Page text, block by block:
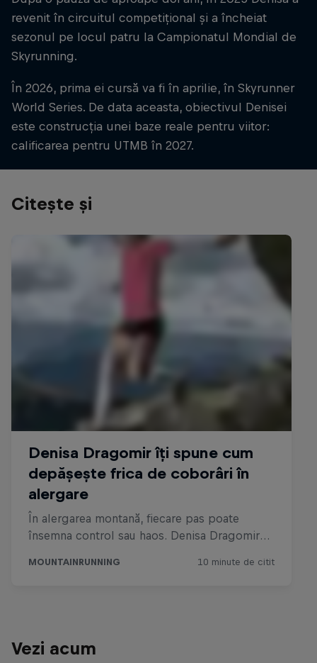
revenit în circuitul competițional și a încheiat
sezonul pe locul patru la Campionatul Mondial de
Skyrunning.
În 2026, prima ei cursă va fi în aprilie, în Skyrunner
World Series. De data aceasta, obiectivul Denisei
este construcția unei baze reale pentru viitor:
calificarea pentru UTMB în 2027.
Citește și
Vezi acum